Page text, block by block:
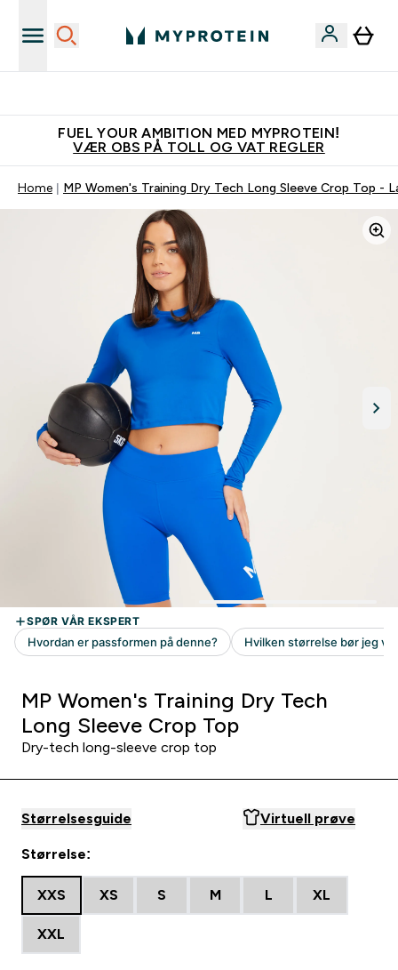
FUEL YOUR AMBITION MED MYPROTEIN!
VÆR OBS PÅ TOLL OG VAT REGLER
Home MP Women's Training Dry Tech Long Sleeve Crop Top -
MP Women's Training Dry Tech
Long Sleeve Crop Top
Dry-tech long-sleeve crop top
Størrelsesguide Virtuell prøve
Størrelse:
XXS XS S M L XL
XXL